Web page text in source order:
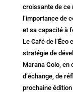
croissante de ce
l’importance de
et sa capacité à
Le Café de
stratégie de
Marana Golo,
d’échange, de
prochaine